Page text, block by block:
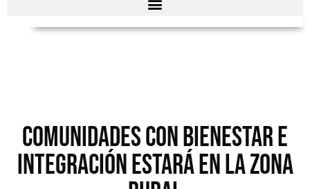
COMUNIDADES CON BIENESTAR E
INTEGRACIÓN ESTARÁ EN LA ZONA